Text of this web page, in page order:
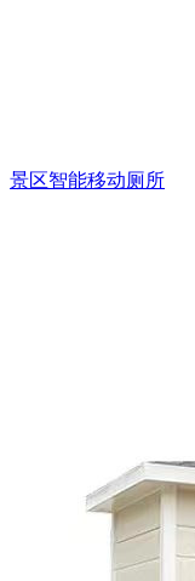
景区智能移动厕所